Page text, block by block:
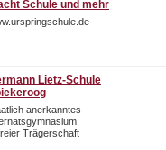
Schule und mehr
Lietz-Schule
anerkanntes
Trägerschaft